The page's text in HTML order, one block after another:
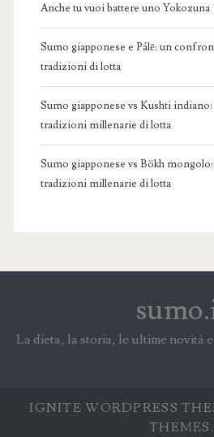
Anche tu vuoi battere uno Yokozuna
Sumo giapponese e Pálē: un
tradizioni di lotta
Sumo giapponese vs Kushti
tradizioni millenarie di lotta
Sumo giapponese vs Bökh
tradizioni millenarie di lotta
La dieta, la storia, le ultime novità
IGNITE WORDPRESS
THEMES.